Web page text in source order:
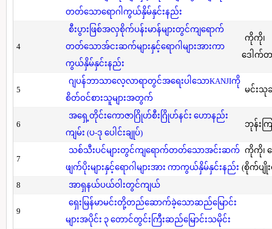
တတ်သောရောဂါကွယ်နှိမ်နှင်းနည်း
4
စီးပွားဖြစ်အလှစိုက်ပန်းမာန်များတွင်ကျရောက်
တတ်သောအ်ငးဆက်များနှင့်ရောဂါများအားကာ
ကွယ်နှိမ်နှင်းနည်း
ကိုကို၊
ဒေါက်တ
5
ဂျပန်ဘာသာလေ့လာရာတွင်အရေးပါသောKANJIကို
စိတ်ဝင်စားသူများအတွက်
မင်းသုခ
6
အရှေ့တိုင်းကောဇာဂြိုဟ်စီးဂြိုဟ်နင်း ဟောနည်း
ကျမ်း (ပ-ဒု ပေါင်းချုပ်)
ဘုန်းက
7
သစ်သီးပင်များတွင်ကျရောက်တတ်သောအင်းဆက်
ဖျက်ပိုးများနှင့်ရောဂါများအား ကာကွယ်နှိမ်နှင်းနည်း
ကိုကို၊
(စိုက်ပျိုး
8
အာရှနယ်ပယ်ဝါးတွင်ကျယ်
9
ရှေးမြန်မာမင်းတို့တည်ဆောက်ခဲ့သောဆည်မြောင်း
များအပိုင်း ၃ တောင်တွင်းကြီးဆည်မြောင်းသမိုင်း